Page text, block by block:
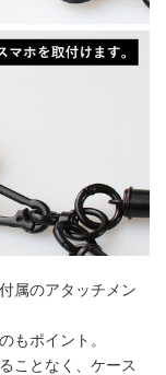
属のアタッチメン
もポイント。
ことなく、ケース